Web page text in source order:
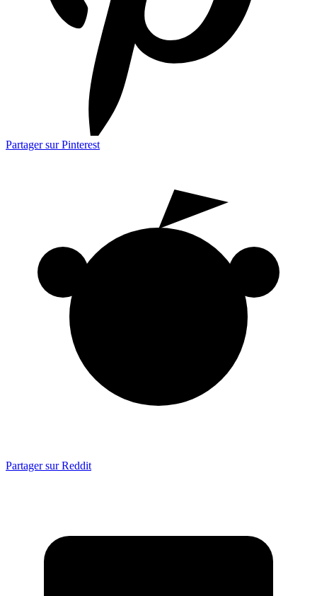
Partager sur Pinterest
Partager sur Reddit